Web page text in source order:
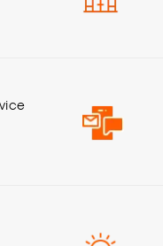
keuze altijd nog